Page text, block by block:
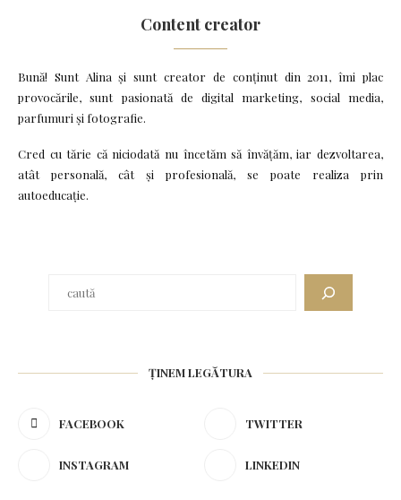
Content creator
Bună! Sunt Alina și sunt creator de conținut din 2011, îmi plac
provocările, sunt pasionată de digital marketing, social media,
parfumuri și fotografie.
Cred cu tărie că niciodată nu încetăm să învățăm, iar dezvoltarea,
atât personală, cât și profesională, se poate realiza prin
autoeducație.
ȚINEM LEGĂTURA
FACEBOOK TWITTER
INSTAGRAM LINKEDIN